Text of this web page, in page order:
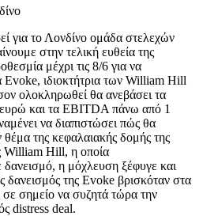
για το Λονδίνο ομάδα στελεχών
στην τελική ευθεία της
μέχρι τις 8/6 για να
Evoke, ιδιοκτήτρια των William Hill
ολοκληρωθεί θα ανεβάσει τα
και τα EBΙTDA πάνω από 1
να διαπιστώσει πώς θα
θέμα της κεφαλαιακής δομής της
William Hill, η οποία
η μόχλευση ξέφυγε και
δανεισμός της Evoke βρισκόταν στα
σε σημείο να συζητά τώρα την
distress deal.